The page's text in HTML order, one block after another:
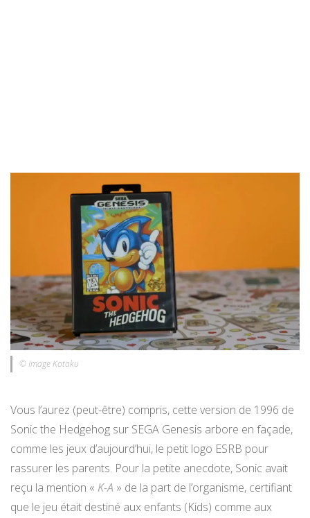
© Image Kotaku
Vous l’aurez (peut-être) compris, cette version de 1996 de
Sonic the Hedgehog sur SEGA Genesis arbore en façade,
comme les jeux d’aujourd’hui, le petit logo ESRB pour
rassurer les parents. Pour la petite anecdote, Sonic avait
reçu la mention « K-A » de la part de l’organisme, certifiant
que le jeu était destiné aux enfants (Kids) comme aux